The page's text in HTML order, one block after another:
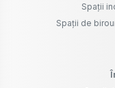
Spații
Spații de